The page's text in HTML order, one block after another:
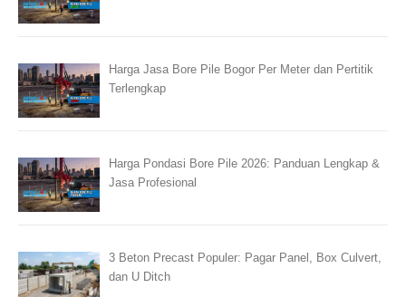
Harga Jasa Bore Pile Bogor Per Meter dan Pertitik
Terlengkap
Harga Pondasi Bore Pile 2026: Panduan Lengkap &
Jasa Profesional
3 Beton Precast Populer: Pagar Panel, Box Culvert,
dan U Ditch